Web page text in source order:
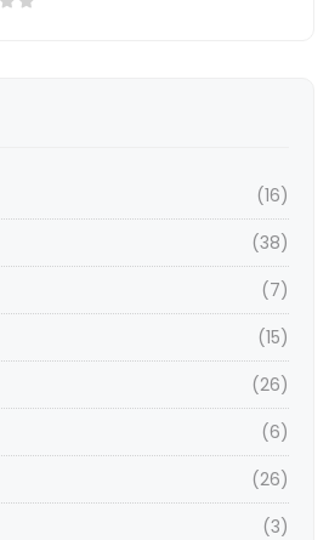
(16)
(38)
(7)
(15)
(26)
(6)
(26)
(3)